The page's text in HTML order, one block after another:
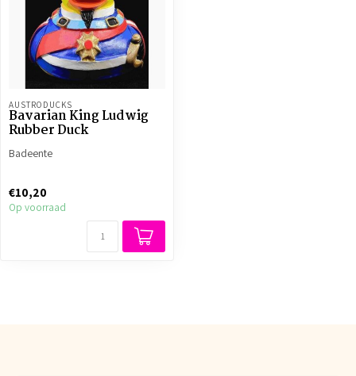
AUSTRODUCKS
Bavarian King Ludwig
Rubber Duck
Badeente
€10,20
Op voorraad